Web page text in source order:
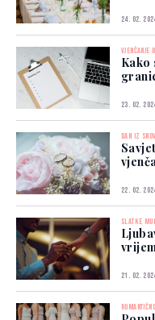
24. 02.
VJENČANJE
Kako
23. 02.
DAN IZ
22. 02.
SLATKE
21. 02.